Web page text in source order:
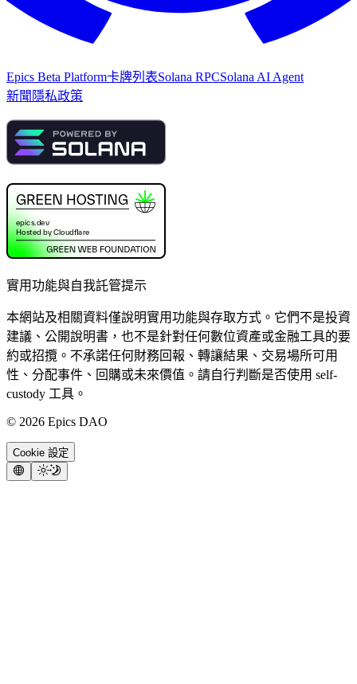
Epics Beta Platform卡牌列表Solana RPCSolana AI Agent
新聞 隱私政策
實用功能與自我託管提示
本網站及相關資料僅說明實用功能與存取方式。它們不是投資
建議、公開說明書，也不是針對任何數位資產或金融工具的要
約或招攬。不承諾任何財務回報、轉讓結果、交易場所可用
性、分配事件、回購或未來價值。請自行判斷是否使用 self-
custody 工具。
© 2026 Epics DAO
Cookie 設定